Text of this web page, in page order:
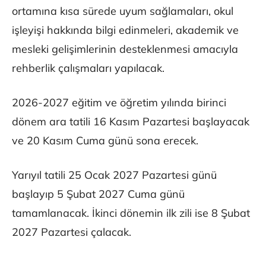
ortamına kısa sürede uyum sağlamaları, okul
işleyişi hakkında bilgi edinmeleri, akademik ve
mesleki gelişimlerinin desteklenmesi amacıyla
rehberlik çalışmaları yapılacak.
2026-2027 eğitim ve öğretim yılında birinci
dönem ara tatili 16 Kasım Pazartesi başlayacak
ve 20 Kasım Cuma günü sona erecek.
Yarıyıl tatili 25 Ocak 2027 Pazartesi günü
başlayıp 5 Şubat 2027 Cuma günü
tamamlanacak. İkinci dönemin ilk zili ise 8 Şubat
2027 Pazartesi çalacak.